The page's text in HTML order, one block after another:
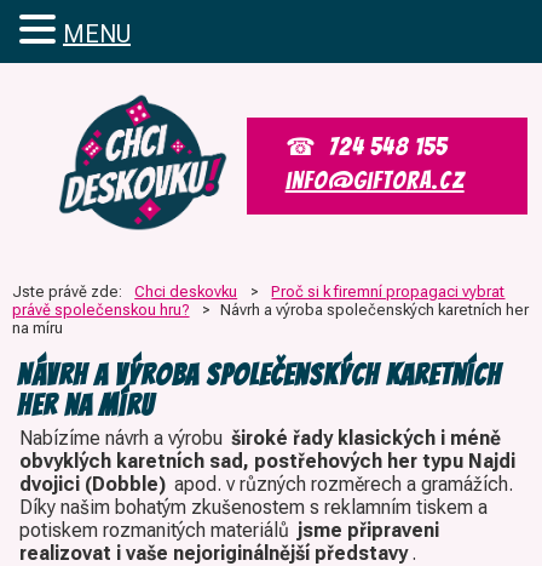
724 548 155
info@giftora.cz
MENU
Jste právě zde: Chci deskovku >
Proč si k firemní propagaci vybrat
právě společenskou hru?
>
Návrh a výroba společenských karetních her
na míru
Návrh a výroba společenských karetních
her na míru
Nabízíme návrh a výrobu široké řady klasických i méně
obvyklých karetních sad, postřehových her typu Najdi
dvojici (Dobble) apod. v různých rozměrech a gramážích.
Díky našim bohatým zkušenostem s reklamním tiskem a
potiskem rozmanitých materiálů jsme připraveni
realizovat i vaše nejoriginálnější představy .
MENU